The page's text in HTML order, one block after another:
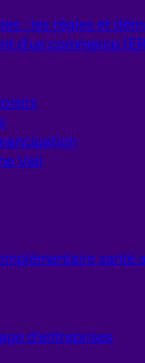
: les règles et
d’un commerce
Veil
santé
d’entreprises